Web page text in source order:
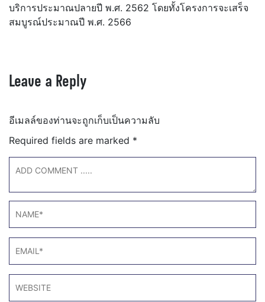
บริการประมาณปลายปี พ.ศ. 2562 โดยทั้งโครงการจะเสร็จ
สมบูรณ์ประมาณปี พ.ศ. 2566
Leave a Reply
อีเมลล์ของท่านจะถูกเก็บเป็นความลับ
Required fields are marked *